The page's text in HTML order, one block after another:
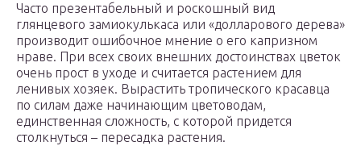
Часто презентабельный и роскошный вид
глянцевого замиокулькаса или «долларового дерева»
производит ошибочное мнение о его капризном
нраве. При всех своих внешних достоинствах цветок
очень прост в уходе и считается растением для
ленивых хозяек. Вырастить тропического красавца
по силам даже начинающим цветоводам,
единственная сложность, с которой придется
столкнуться – пересадка растения.